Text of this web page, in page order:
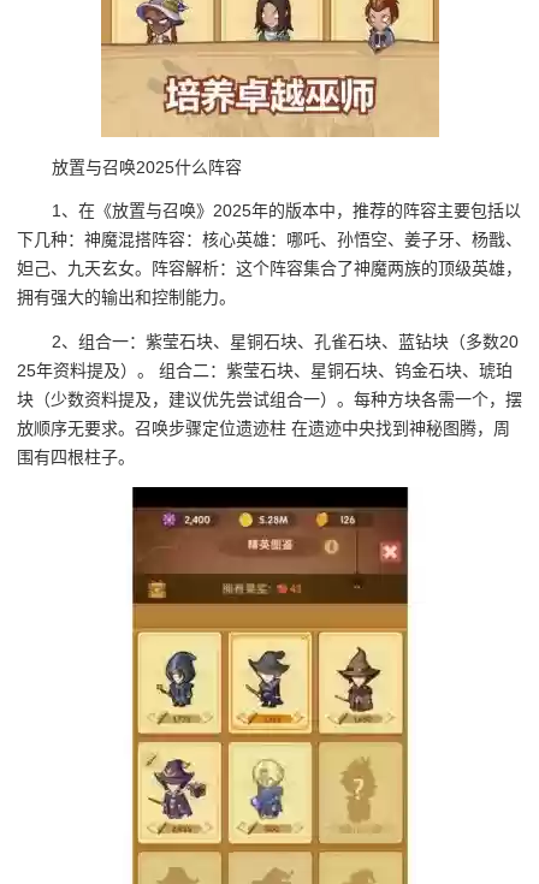
放置与召唤2025什么阵容
1、在《放置与召唤》2025年的版本中，推荐的阵容主要包括以
下几种：神魔混搭阵容：核心英雄：哪吒、孙悟空、姜子牙、杨戬、
妲己、九天玄女。阵容解析：这个阵容集合了神魔两族的顶级英雄，
拥有强大的输出和控制能力。
2、组合一：紫莹石块、星铜石块、孔雀石块、蓝钻块（多数20
25年资料提及）。 组合二：紫莹石块、星铜石块、钨金石块、琥珀
块（少数资料提及，建议优先尝试组合一）。每种方块各需一个，摆
放顺序无要求。召唤步骤定位遗迹柱 在遗迹中央找到神秘图腾，周
围有四根柱子。